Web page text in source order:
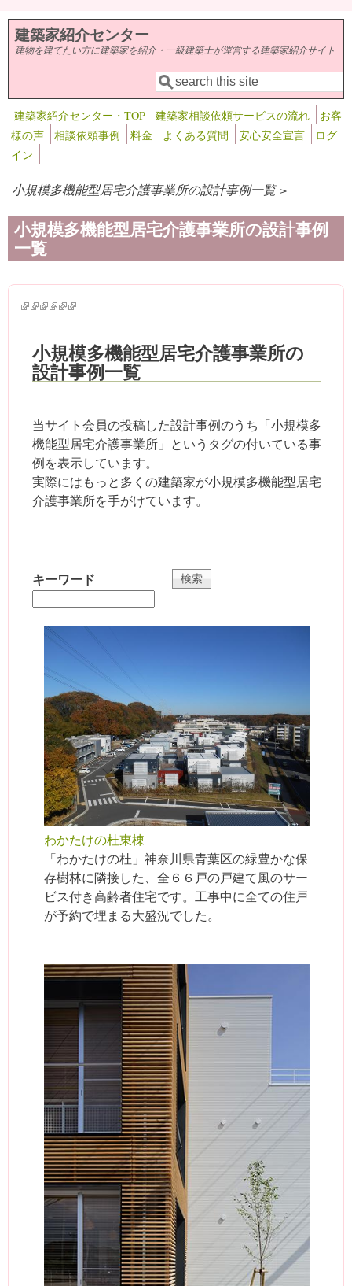
メインコンテンツに移動
建築家紹介センター
建物を建てたい方に建築家を紹介・一級建築士が運営する建築家紹介サイト
検索フォーム
検索
建築家紹介センター・TOP 建築家相談依頼サービスの流れ
お客
様の声
相談依頼事例 料金 よくある質問 安心安全宣言
ログ
イン
小規模多機能型居宅介護事業所の設計事例一覧 >
小規模多機能型居宅介護事業所の設計事例
一覧
(link is external)
(link is external)
(link is external)
(link is external)
(link is external)
(link is external)
小規模多機能型居宅介護事業所の
設計事例一覧
当サイト会員の投稿した設計事例のうち「小規模多
機能型居宅介護事業所」というタグの付いている事
例を表示しています。
実際にはもっと多くの建築家が小規模多機能型居宅
介護事業所を手がけています。
キーワード
わかたけの杜東棟
「わかたけの杜」神奈川県青葉区の緑豊かな保
存樹林に隣接した、全６６戸の戸建て風のサー
ビス付き高齢者住宅です。工事中に全ての住戸
が予約で埋まる大盛況でした。